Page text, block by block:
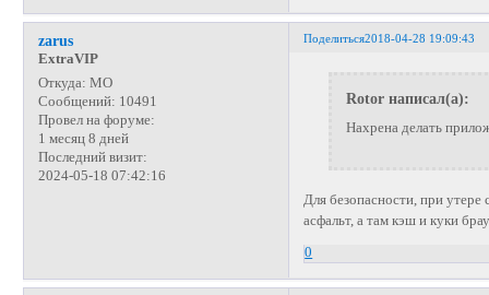
Поделиться2018-04-28 19:09:43
zarus
ExtraVIP
Откуда: МО
Сообщений: 10491
Провел на форуме:
1 месяц 8 дней
Последний визит:
2024-05-18 07:42:16
Rotor написал(а):
Нахрена делать
Для безопасности, при утере
асфальт, а там кэш и куки
0